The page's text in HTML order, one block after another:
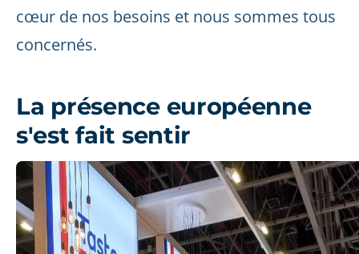
cœur de nos besoins et nous sommes tous
concernés.
La présence européenne
s'est fait sentir